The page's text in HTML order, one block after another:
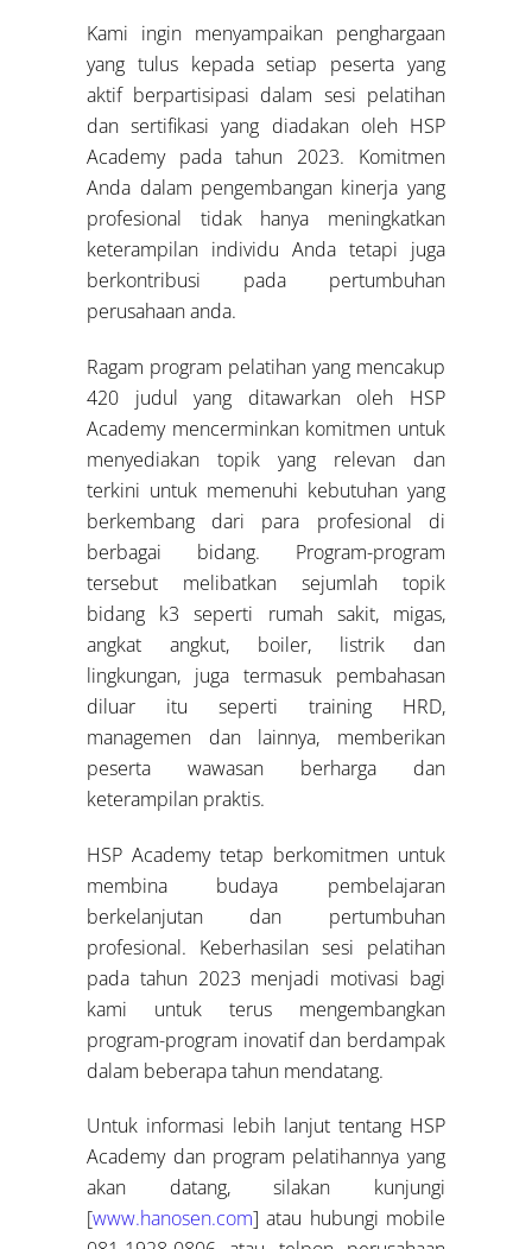
Kami ingin menyampaikan penghargaan
yang tulus kepada setiap peserta yang
aktif berpartisipasi dalam sesi pelatihan
dan sertifikasi yang diadakan oleh HSP
Academy pada tahun 2023. Komitmen
Anda dalam pengembangan kinerja yang
profesional tidak hanya meningkatkan
keterampilan individu Anda tetapi juga
berkontribusi pada pertumbuhan
perusahaan anda.
Ragam program pelatihan yang mencakup
420 judul yang ditawarkan oleh HSP
Academy mencerminkan komitmen untuk
menyediakan topik yang relevan dan
terkini untuk memenuhi kebutuhan yang
berkembang dari para profesional di
berbagai bidang. Program-program
tersebut melibatkan sejumlah topik
bidang k3 seperti rumah sakit, migas,
angkat angkut, boiler, listrik dan
lingkungan, juga termasuk pembahasan
diluar itu seperti training HRD,
managemen dan lainnya, memberikan
peserta wawasan berharga dan
keterampilan praktis.
HSP Academy tetap berkomitmen untuk
membina budaya pembelajaran
berkelanjutan dan pertumbuhan
profesional. Keberhasilan sesi pelatihan
pada tahun 2023 menjadi motivasi bagi
kami untuk terus mengembangkan
program-program inovatif dan berdampak
dalam beberapa tahun mendatang.
Untuk informasi lebih lanjut tentang HSP
Academy dan program pelatihannya yang
akan datang, silakan kunjungi
[www.hanosen.com] atau hubungi mobile